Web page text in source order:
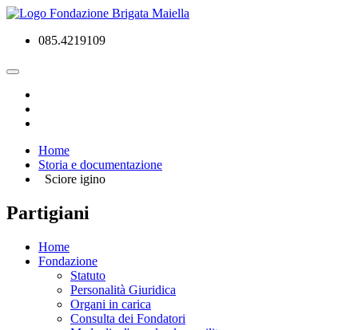
085.4219109
Home
Storia e documentazione
Sciore igino
Partigiani
Home
Fondazione
Statuto
Personalità Giuridica
Organi in carica
Consulta dei Fondatori